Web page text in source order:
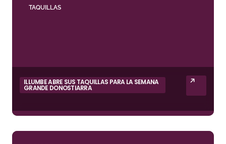
TAQUILLAS
ILLUMBE ABRE SUS TAQUILLAS PARA LA SEMANA
GRANDE DONOSTIARRA